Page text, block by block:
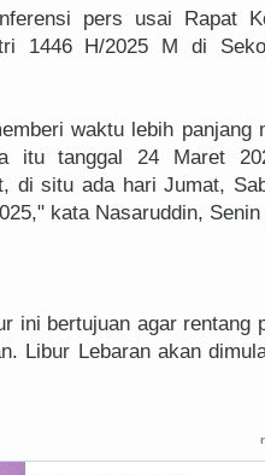
pers usai Rapat
1446 H/2025 M di
waktu lebih panjang
itu tanggal 24 Maret
di situ ada hari Jumat,
kata Nasaruddin,
ini bertujuan agar rentang
Libur Lebaran akan